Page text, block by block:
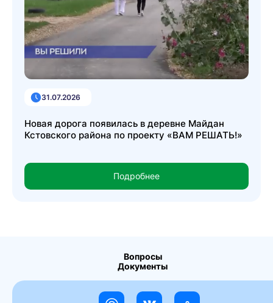
31.07.2026
Новая дорога появилась в деревне Майдан
Кстовского района по проекту «ВАМ РЕШАТЬ!»
Подробнее
Вопросы
Документы